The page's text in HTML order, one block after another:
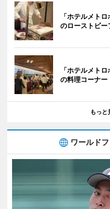
「ホテルメト
のローストビー
「ホテルメト
の料理コーナー
もっと
ワールド